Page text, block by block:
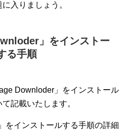
入りましょう。
」をインストー
る手順
Downloder」をインストール
記載いたします。
をインストールする手順の詳細